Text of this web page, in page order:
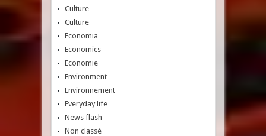
Culture
Culture
Economia
Economics
Economie
Environment
Environnement
Everyday life
News flash
Non classé